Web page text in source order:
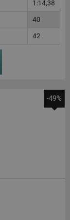
1:14,38
40
42
-49%